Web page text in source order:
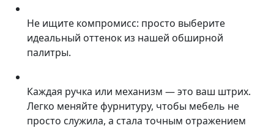
Не ищите компромисс: просто выберите
идеальный оттенок из нашей обширной
палитры.
Каждая ручка или механизм — это ваш штрих.
Легко меняйте фурнитуру, чтобы мебель не
просто служила, а стала точным отражением